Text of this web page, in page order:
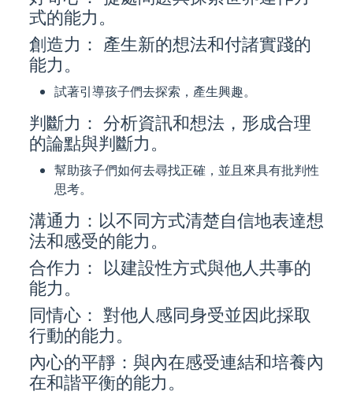
式的能力。
創造力： 產生新的想法和付諸實踐的
能力。
試著引導孩子們去探索，產生興趣。
判斷力： 分析資訊和想法，形成合理
的論點與判斷力。
幫助孩子們如何去尋找正確，並且來具有批判性
思考。
溝通力：以不同方式清楚自信地表達想
法和感受的能力。
合作力： 以建設性方式與他人共事的
能力。
同情心： 對他人感同身受並因此採取
行動的能力。
內心的平靜：與內在感受連結和培養內
在和諧平衡的能力。